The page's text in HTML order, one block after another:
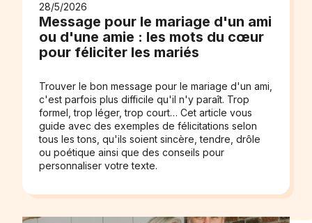
28/5/2026
Message pour le mariage d'un ami
ou d'une amie : les mots du cœur
pour féliciter les mariés
Trouver le bon message pour le mariage d'un ami,
c'est parfois plus difficile qu'il n'y paraît. Trop
formel, trop léger, trop court… Cet article vous
guide avec des exemples de félicitations selon
tous les tons, qu'ils soient sincère, tendre, drôle
ou poétique ainsi que des conseils pour
personnaliser votre texte.